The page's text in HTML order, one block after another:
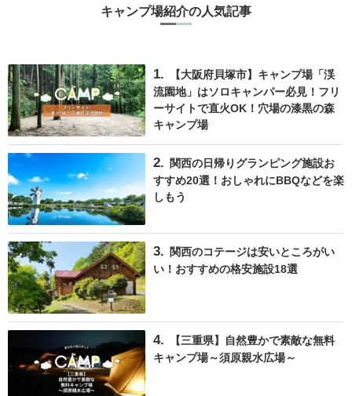
キャンプ場紹介の人気記事
【大阪府貝塚市】キャンプ場「渓
流園地」はソロキャンパー必見！フリ
ーサイトで直火OK！穴場の漆黒の森
キャンプ場
関西の日帰りグランピング施設お
すすめ20選！おしゃれにBBQなどを楽
しもう
関西のコテージは安いところがい
い！おすすめの格安施設18選
【三重県】自然豊かで素敵な無料
キャンプ場～須原親水広場～